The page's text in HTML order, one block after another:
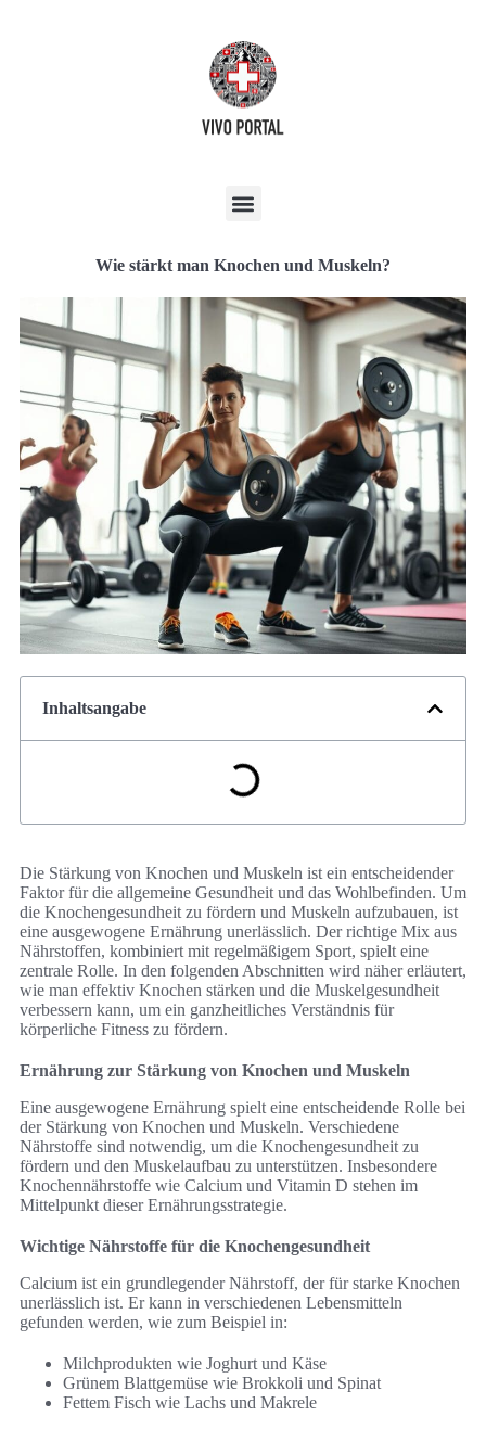
Wie stärkt man Knochen und Muskeln?
Inhaltsangabe
Die Stärkung von Knochen und Muskeln ist ein entscheidender
Faktor für die allgemeine Gesundheit und das Wohlbefinden. Um
die Knochengesundheit zu fördern und Muskeln aufzubauen, ist
eine ausgewogene Ernährung unerlässlich. Der richtige Mix aus
Nährstoffen, kombiniert mit regelmäßigem Sport, spielt eine
zentrale Rolle. In den folgenden Abschnitten wird näher erläutert,
wie man effektiv Knochen stärken und die Muskelgesundheit
verbessern kann, um ein ganzheitliches Verständnis für
körperliche Fitness zu fördern.
Ernährung zur Stärkung von Knochen und Muskeln
Eine ausgewogene Ernährung spielt eine entscheidende Rolle bei
der Stärkung von Knochen und Muskeln. Verschiedene
Nährstoffe sind notwendig, um die Knochengesundheit zu
fördern und den Muskelaufbau zu unterstützen. Insbesondere
Knochennährstoffe wie Calcium und Vitamin D stehen im
Mittelpunkt dieser Ernährungsstrategie.
Wichtige Nährstoffe für die Knochengesundheit
Calcium ist ein grundlegender Nährstoff, der für starke Knochen
unerlässlich ist. Er kann in verschiedenen Lebensmitteln
gefunden werden, wie zum Beispiel in:
Milchprodukten wie Joghurt und Käse
Grünem Blattgemüse wie Brokkoli und Spinat
Fettem Fisch wie Lachs und Makrele